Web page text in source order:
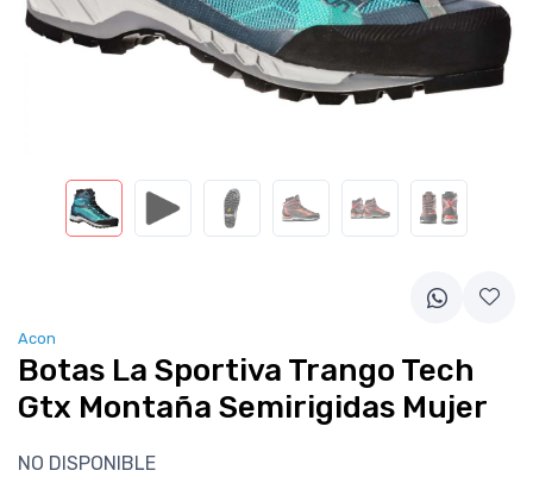
Acon
Botas La Sportiva Trango Tech
Gtx Montaña Semirigidas Mujer
NO DISPONIBLE